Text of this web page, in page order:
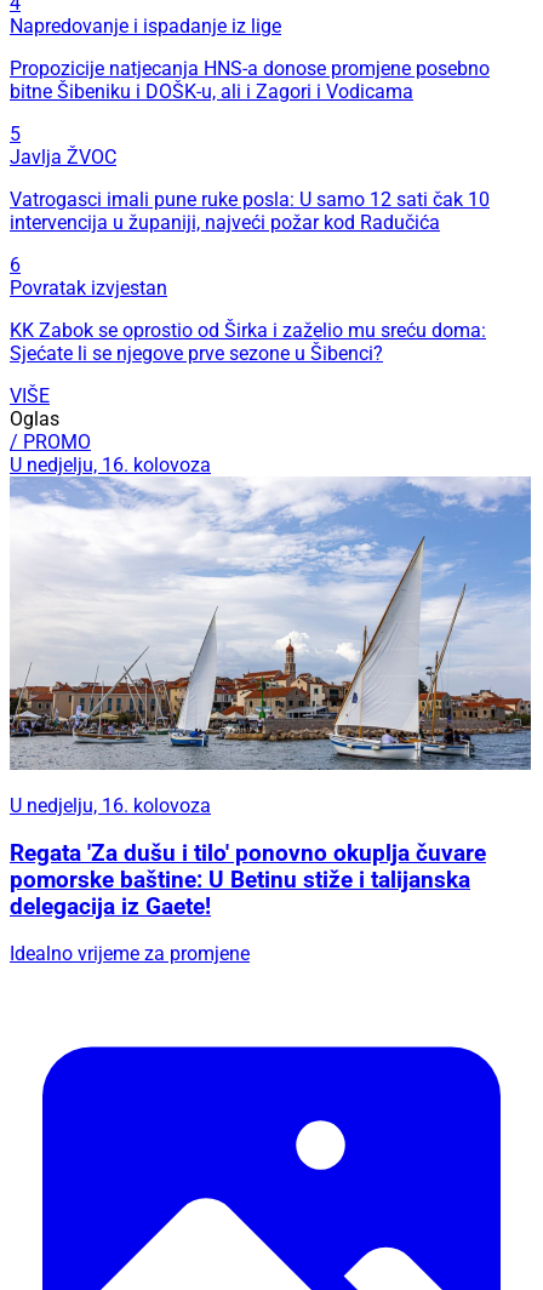
Napredovanje i ispadanje iz lige
Propozicije natjecanja HNS-a donose promjene posebno
bitne Šibeniku i DOŠK-u, ali i Zagori i Vodicama
5
Javlja ŽVOC
Vatrogasci imali pune ruke posla: U samo 12 sati čak 10
intervencija u županiji, najveći požar kod Radučića
6
Povratak izvjestan
KK Zabok se oprostio od Širka i zaželio mu sreću doma:
Sjećate li se njegove prve sezone u Šibenci?
VIŠE
Oglas
/ PROMO
U nedjelju, 16. kolovoza
U nedjelju, 16. kolovoza
Regata 'Za dušu i tilo' ponovno okuplja čuvare
pomorske baštine: U Betinu stiže i talijanska
delegacija iz Gaete!
Idealno vrijeme za promjene